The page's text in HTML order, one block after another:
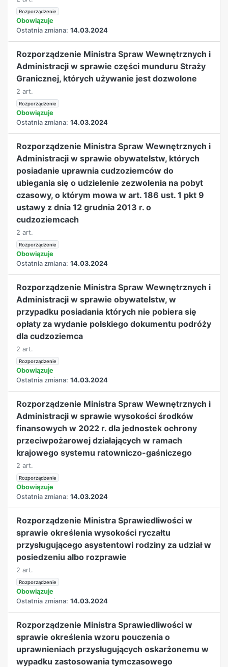
Rozporządzenie
Obowiązuje
Ostatnia zmiana: 14.03.2024
Rozporządzenie Ministra Spraw Wewnętrznych i
Administracji w sprawie części munduru Straży
Granicznej, których używanie jest dozwolone
2 art.
Rozporządzenie
Obowiązuje
Ostatnia zmiana: 14.03.2024
Rozporządzenie Ministra Spraw Wewnętrznych i
Administracji w sprawie obywatelstw, których
posiadanie uprawnia cudzoziemców do
ubiegania się o udzielenie zezwolenia na pobyt
czasowy, o którym mowa w art. 186 ust. 1 pkt 9
ustawy z dnia 12 grudnia 2013 r. o
cudzoziemcach
2 art.
Rozporządzenie
Obowiązuje
Ostatnia zmiana: 14.03.2024
Rozporządzenie Ministra Spraw Wewnętrznych i
Administracji w sprawie obywatelstw, w
przypadku posiadania których nie pobiera się
opłaty za wydanie polskiego dokumentu podróży
dla cudzoziemca
2 art.
Rozporządzenie
Obowiązuje
Ostatnia zmiana: 14.03.2024
Rozporządzenie Ministra Spraw Wewnętrznych i
Administracji w sprawie wysokości środków
finansowych w 2022 r. dla jednostek ochrony
przeciwpożarowej działających w ramach
krajowego systemu ratowniczo-gaśniczego
2 art.
Rozporządzenie
Obowiązuje
Ostatnia zmiana: 14.03.2024
Rozporządzenie Ministra Sprawiedliwości w
sprawie określenia wysokości ryczałtu
przysługującego asystentowi rodziny za udział w
posiedzeniu albo rozprawie
2 art.
Rozporządzenie
Obowiązuje
Ostatnia zmiana: 14.03.2024
Rozporządzenie Ministra Sprawiedliwości w
sprawie określenia wzoru pouczenia o
uprawnieniach przysługujących oskarżonemu w
wypadku zastosowania tymczasowego